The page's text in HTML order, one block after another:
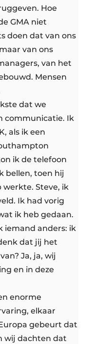
Hoe
GMA niet
doen dat van ons
van ons
van het
Mensen
dat we
communicatie. Ik
als ik een
ik de telefoon
bellen, toen hij
werkte. Steve, ik
Ik had vorig
ik heb gedaan.
iemand anders: ik
dat jij het
Ja, ja, wij
en in deze
enorme
elkaar
gebeurt dat
wij dachten dat